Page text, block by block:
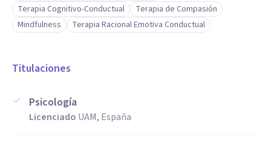
Terapia Cognitivo-Conductual
Terapia de Compasión
Mindfulness
Terapia Racional Emotiva Conductual
Titulaciones
Psicología
Licenciado UAM, España